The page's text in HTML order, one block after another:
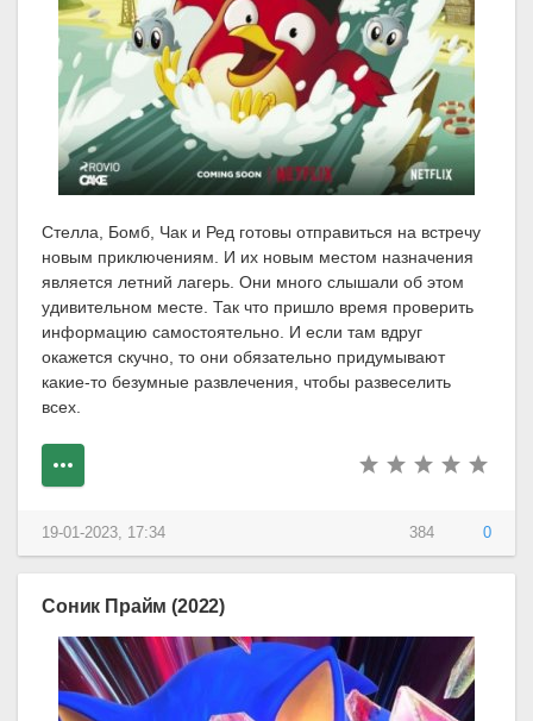
Стелла, Бомб, Чак и Ред готовы отправиться на встречу
новым приключениям. И их новым местом назначения
является летний лагерь. Они много слышали об этом
удивительном месте. Так что пришло время проверить
информацию самостоятельно. И если там вдруг
окажется скучно, то они обязательно придумывают
какие-то безумные развлечения, чтобы развеселить
всех.
384 0
19-01-2023, 17:34
Соник Прайм (2022)